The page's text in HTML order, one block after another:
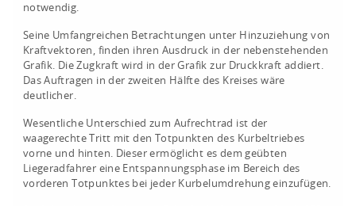
notwendig.
Seine Umfangreichen Betrachtungen unter Hinzuziehung von
Kraftvektoren, finden ihren Ausdruck in der nebenstehenden
Grafik. Die Zugkraft wird in der Grafik zur Druckkraft addiert.
Das Auftragen in der zweiten Hälfte des Kreises wäre
deutlicher.
Wesentliche Unterschied zum Aufrechtrad ist der
waagerechte Tritt mit den Totpunkten des Kurbeltriebes
vorne und hinten. Dieser ermöglicht es dem geübten
Liegeradfahrer eine Entspannungsphase im Bereich des
vorderen Totpunktes bei jeder Kurbelumdrehung einzufügen.